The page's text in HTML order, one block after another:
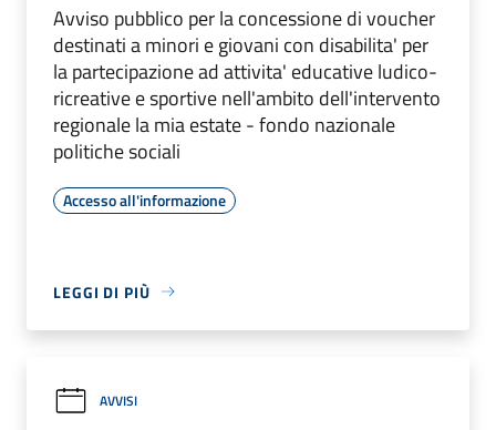
Avviso pubblico per la concessione di voucher
destinati a minori e giovani con disabilita' per
la partecipazione ad attivita' educative ludico-
ricreative e sportive nell'ambito dell'intervento
regionale la mia estate - fondo nazionale
politiche sociali
Accesso all'informazione
LEGGI DI PIÙ
AVVISI